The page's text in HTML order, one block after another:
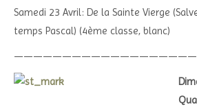
Samedi 23 Avril: De la Sainte Vierge
temps Pascal) (4ème classe, blanc)